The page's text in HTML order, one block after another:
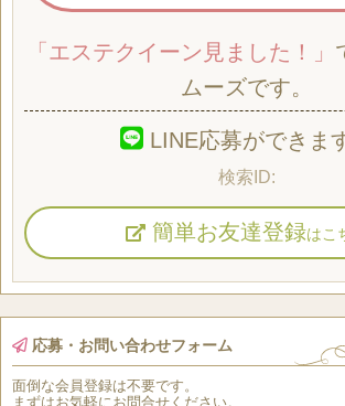
「エステクイーン見ました！」
ムーズです。
LINE応募ができます
簡単お友達登録はこ
応募・お問い合わせフォーム
面倒な会員登録は不要です。
まずはお気軽にお問合せください。